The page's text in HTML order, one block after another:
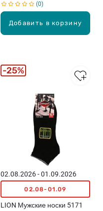
Добавить в корзину
0
02.08.2026 - 01.09.2026
02.08-01.09
LION Мужские носки 5171
25%